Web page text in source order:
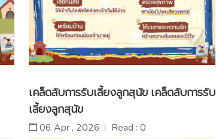
เคล็ดลับการรับเลี้ยงลูกสุนัข เคล็ดลับการรับ
เลี้ยงลูกสุนัข
06 Apr , 2026 Read : 0